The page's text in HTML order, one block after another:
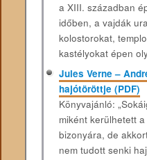
a XIII. században
időben, a vajdák
kolostorokat,
kastélyokat épen
Jules Verne –
hajótöröttje (PDF)
Könyvajánló:
miként kerülhetett
bizonyára, de
nem tudott senki